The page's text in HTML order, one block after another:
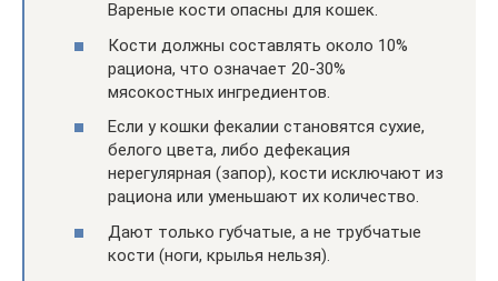
Вареные кости опасны для кошек.
Кости должны составлять около 10%
рациона, что означает 20-30%
мясокостных ингредиентов.
Если у кошки фекалии становятся сухие,
белого цвета, либо дефекация
нерегулярная (запор), кости исключают из
рациона или уменьшают их количество.
Дают только губчатые, а не трубчатые
кости (ноги, крылья нельзя).